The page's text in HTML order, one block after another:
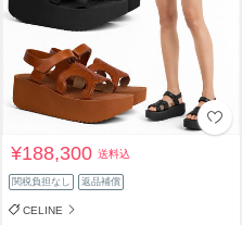
¥188,300送料込
関税負担なし 返品補償
CELINE